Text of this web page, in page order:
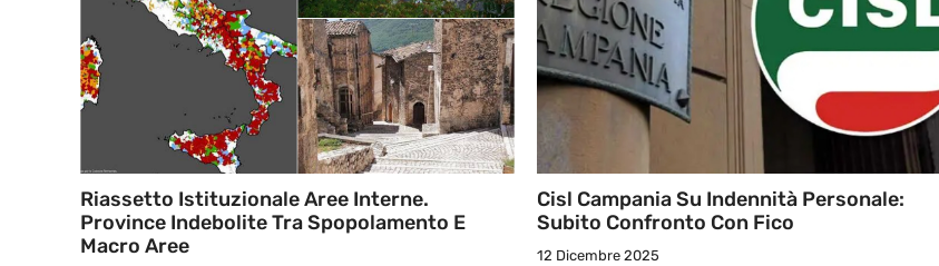
Riassetto Istituzionale Aree Interne.
Province Indebolite Tra Spopolamento E
Macro Aree
Cisl Campania Su Indennità Personale:
Subito Confronto Con Fico
12 Dicembre 2025